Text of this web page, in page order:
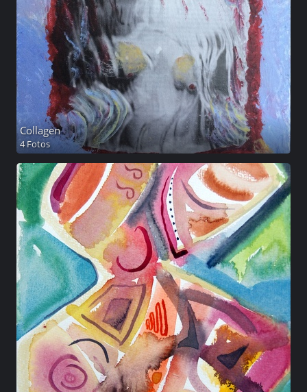
Collagen
4 Fotos